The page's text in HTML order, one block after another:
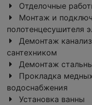
Отделочные
Монтаж и
полотенцесушителя
Демонтаж
сантехником
Демонтаж
Прокладка
водоснабжения
Установка ванны